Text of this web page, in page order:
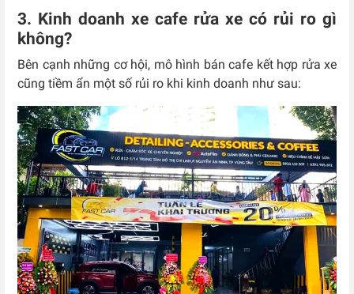
3. Kinh doanh xe cafe rửa xe có rủi ro gì
không?
Bên cạnh những cơ hội, mô hình bán cafe kết hợp rửa xe
cũng tiềm ẩn một số rủi ro khi kinh doanh như sau: